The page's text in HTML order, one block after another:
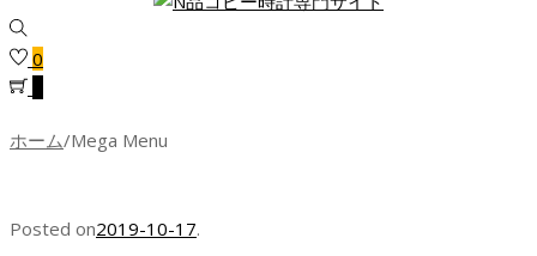
0
ホーム/Mega Menu
Posted on2019-10-17.